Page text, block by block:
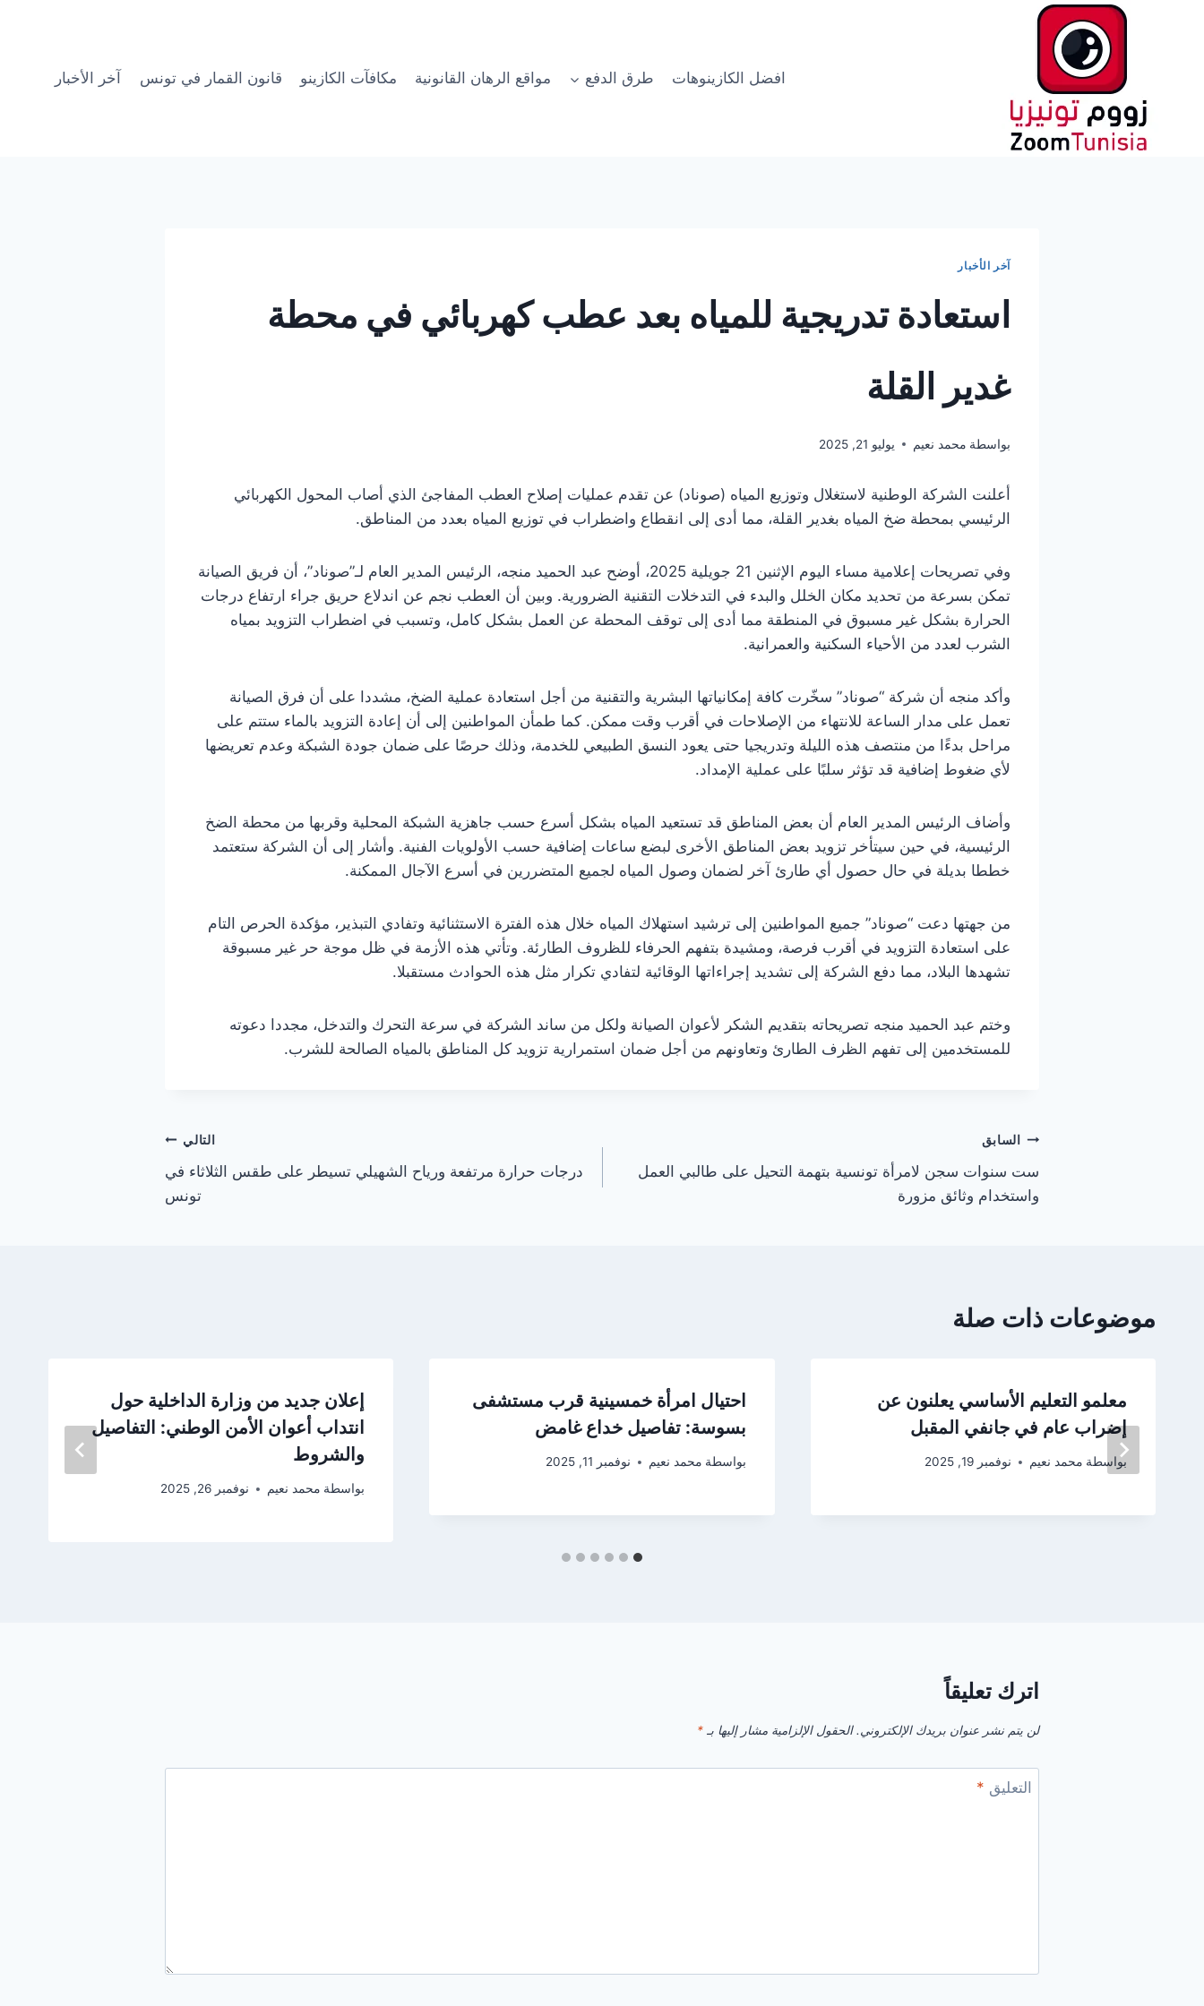
افضل الكازينوهات
طرق الدفع مواقع الرهان القانونية مكافآت الكازينو قانون القمار في تونس آخر الأخبار
آخر الأخبار
استعادة تدريجية للمياه بعد عطب كهربائي في محطة
غدير القلة
بواسطة محمد نعيم يوليو 21, 2025
أعلنت الشركة الوطنية لاستغلال وتوزيع المياه (صوناد) عن تقدم عمليات إصلاح العطب المفاجئ الذي أصاب المحول الكهربائي
الرئيسي بمحطة ضخ المياه بغدير القلة، مما أدى إلى انقطاع واضطراب في توزيع المياه بعدد من المناطق.
وفي تصريحات إعلامية مساء اليوم الإثنين 21 جويلية 2025، أوضح عبد الحميد منجه، الرئيس المدير العام لـ”صوناد”، أن فريق الصيانة
تمكن بسرعة من تحديد مكان الخلل والبدء في التدخلات التقنية الضرورية. وبين أن العطب نجم عن اندلاع حريق جراء ارتفاع درجات
الحرارة بشكل غير مسبوق في المنطقة مما أدى إلى توقف المحطة عن العمل بشكل كامل، وتسبب في اضطراب التزويد بمياه
الشرب لعدد من الأحياء السكنية والعمرانية.
وأكد منجه أن شركة “صوناد” سخّرت كافة إمكانياتها البشرية والتقنية من أجل استعادة عملية الضخ، مشددا على أن فرق الصيانة
تعمل على مدار الساعة للانتهاء من الإصلاحات في أقرب وقت ممكن. كما طمأن المواطنين إلى أن إعادة التزويد بالماء ستتم على
مراحل بدءًا من منتصف هذه الليلة وتدريجيا حتى يعود النسق الطبيعي للخدمة، وذلك حرصًا على ضمان جودة الشبكة وعدم تعريضها
لأي ضغوط إضافية قد تؤثر سلبًا على عملية الإمداد.
وأضاف الرئيس المدير العام أن بعض المناطق قد تستعيد المياه بشكل أسرع حسب جاهزية الشبكة المحلية وقربها من محطة الضخ
الرئيسية، في حين سيتأخر تزويد بعض المناطق الأخرى لبضع ساعات إضافية حسب الأولويات الفنية. وأشار إلى أن الشركة ستعتمد
خططا بديلة في حال حصول أي طارئ آخر لضمان وصول المياه لجميع المتضررين في أسرع الآجال الممكنة.
من جهتها دعت “صوناد” جميع المواطنين إلى ترشيد استهلاك المياه خلال هذه الفترة الاستثنائية وتفادي التبذير، مؤكدة الحرص التام
على استعادة التزويد في أقرب فرصة، ومشيدة بتفهم الحرفاء للظروف الطارئة. وتأتي هذه الأزمة في ظل موجة حر غير مسبوقة
تشهدها البلاد، مما دفع الشركة إلى تشديد إجراءاتها الوقائية لتفادي تكرار مثل هذه الحوادث مستقبلا.
وختم عبد الحميد منجه تصريحاته بتقديم الشكر لأعوان الصيانة ولكل من ساند الشركة في سرعة التحرك والتدخل، مجددا دعوته
للمستخدمين إلى تفهم الظرف الطارئ وتعاونهم من أجل ضمان استمرارية تزويد كل المناطق بالمياه الصالحة للشرب.
تصفّح
المقالات
السابق
ست سنوات سجن لامرأة تونسية بتهمة التحيل على طالبي العمل
واستخدام وثائق مزورة
التالي
درجات حرارة مرتفعة ورياح الشهيلي تسيطر على طقس الثلاثاء في
تونس
موضوعات ذات صلة
معلمو التعليم الأساسي يعلنون عن
إضراب عام في جانفي المقبل
بواسطة محمد نعيم نوفمبر 19, 2025
احتيال امرأة خمسينية قرب مستشفى
بسوسة: تفاصيل خداع غامض
بواسطة محمد نعيم نوفمبر 11, 2025
إعلان جديد من وزارة الداخلية حول
انتداب أعوان الأمن الوطني: التفاصيل
والشروط
بواسطة محمد نعيم نوفمبر 26, 2025
اترك تعليقاً
لن يتم نشر عنوان بريدك الإلكتروني. الحقول الإلزامية مشار إليها بـ *
التعليق *